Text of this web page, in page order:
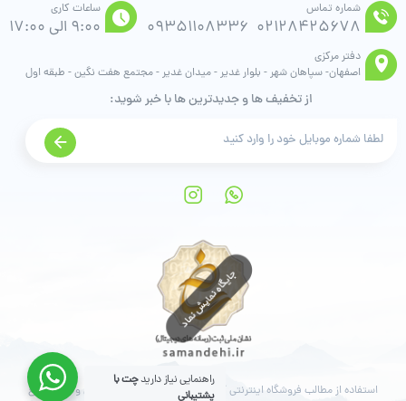
شماره تماس
02128425678
09351108336
ساعات کاری
9:00 الی 17:00
دفتر مرکزی
اصفهان- سپاهان شهر - بلوار غدیر - میدان غدیر - مجتمع هفت نگین - طبقه اول
از تخفیف ها و جدیدترین ها با خبر شوید:
استفاده از مطالب فروشگاه اینترنتی آنالیزگر فقط برای مقاصد غیرتجاری و با ذکر منبع
راهنمایی نیاز داریدچت با
پشتیبانی